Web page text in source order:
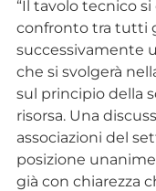
“Il tavolo tecnico
confronto tra tutti
successivamente
che si svolgerà
sul principio della
risorsa. Una
associazioni del
posizione
già con chiarezza